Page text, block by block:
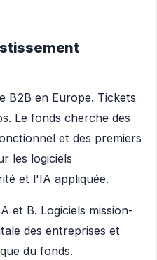
B2B en Europe. Tickets
Le fonds cherche des
et des premiers
les logiciels
et l'IA appliquée.
et B. Logiciels mission-
des entreprises et
du fonds.